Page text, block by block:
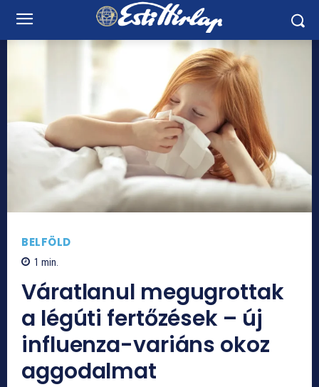
BELFÖLD
1 min.
Váratlanul megugrottak
a légúti fertőzések – új
influenza-variáns okoz
aggodalmat